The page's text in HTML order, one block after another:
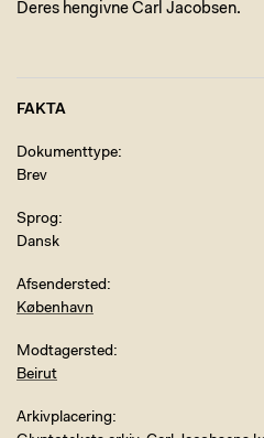
Deres hengivne Carl Jacobsen.
FAKTA
Dokumenttype
Brev
Sprog
Dansk
Afsendersted
København
Modtagersted
Beirut
Arkivplacering